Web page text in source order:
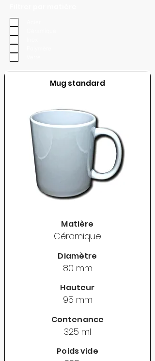
Mug standard
Matière
Céramique
Diamètre
80 mm
Hauteur
95 mm
Contenance
325 ml
Poids vide